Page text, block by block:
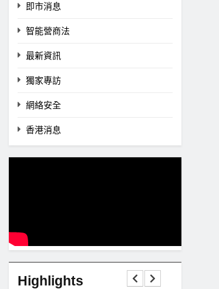
即市消息
智能營商法
最新資訊
獨家專訪
網絡安全
香港消息
Highlights